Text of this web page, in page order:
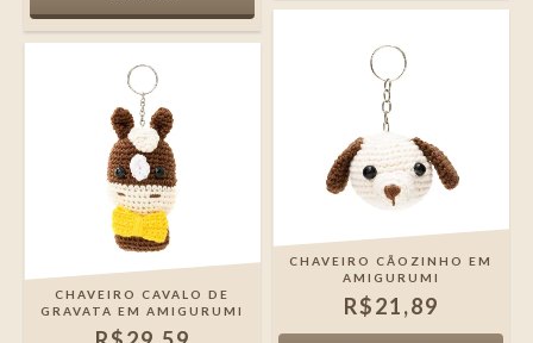
CHAVEIRO CAVALO DE
GRAVATA EM AMIGURUMI
CHAVEIRO CÃOZINHO EM
AMIGURUMI
R$21,89